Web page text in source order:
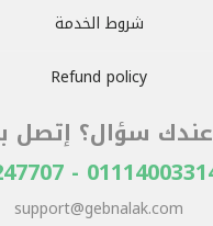
شروط الخدمة
Refund policy
عندك سؤال؟ إتصل
support@gebnalak.com